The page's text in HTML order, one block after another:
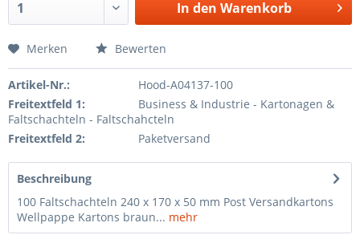
In den Warenkorb
Merken Bewerten
Artikel-Nr.:
Hood-A04137-100
Freitextfeld 1:
Business & Industrie - Kartonagen &
Faltschachteln - Faltschahcteln
Freitextfeld 2:
Paketversand
Beschreibung
100 Faltschachteln 240 x 170 x 50 mm Post Versandkartons
Wellpappe Kartons braun... mehr